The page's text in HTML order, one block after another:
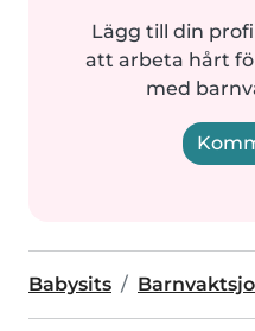
Lägg till din
att arbeta hårt
med
Babysits